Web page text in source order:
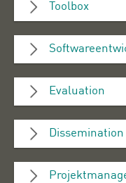
Toolbox
Evaluation
Dissemination